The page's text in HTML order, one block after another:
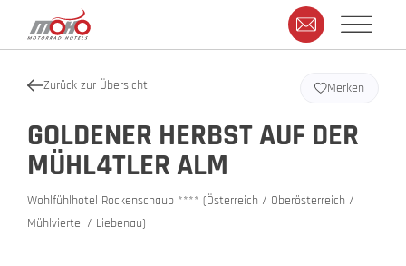
Zurück zur Übersicht
GOLDENER HERBST AUF DER
MÜHL4TLER ALM
Wohlfühlhotel Rockenschaub **** (Österreich / Oberösterreich /
Mühlviertel / Liebenau)
Merken